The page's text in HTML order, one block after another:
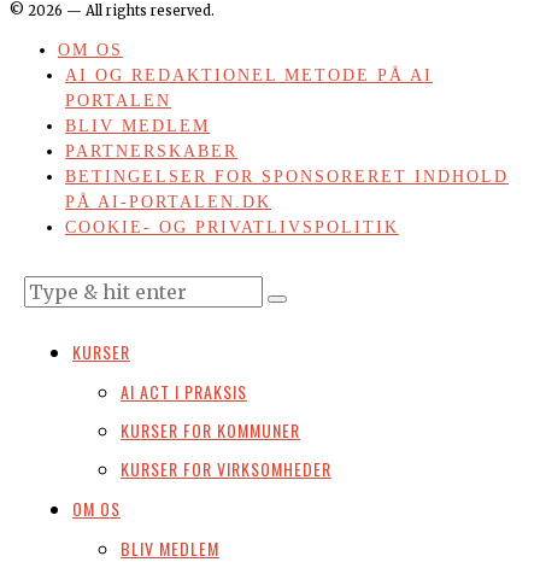
© 2026 — All rights reserved.
OM OS
AI OG REDAKTIONEL METODE PÅ AI
PORTALEN
BLIV MEDLEM
PARTNERSKABER
BETINGELSER FOR SPONSORERET INDHOLD
PÅ AI-PORTALEN.DK
COOKIE- OG PRIVATLIVSPOLITIK
KURSER
AI ACT I PRAKSIS
KURSER FOR KOMMUNER
KURSER FOR VIRKSOMHEDER
OM OS
BLIV MEDLEM